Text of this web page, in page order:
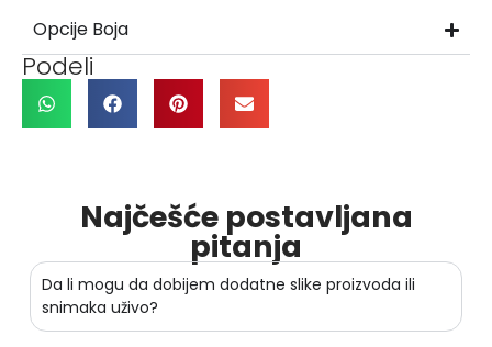
Opcije Boja
Podeli
Najčešće postavljana
pitanja
Da li mogu da dobijem dodatne slike proizvoda ili
snimaka uživo?